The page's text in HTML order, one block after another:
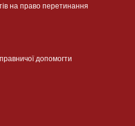
на право перетинання
допомогти